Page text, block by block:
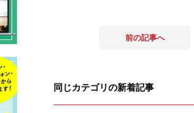
前の記事へ
同じカテゴリの新着記事